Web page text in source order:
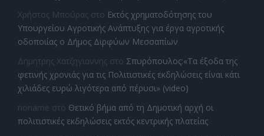
Χρήστος Μπούρας στο Εκτός χρηματοδότησης του
Υπουργείου Αγροτικής Ανάπτυξης για έργα αγροτικής
οδοποιίας ο Δήμος Διρφύων Μεσσαπίων
Δημητρης Χατζηγιαννης στο Σπυρόπουλος:«Τα έξοδα της
φετινής χρονιάς για τις Πολιτιστικές εκδηλώσεις είναι κάτι
χιλιάδες ευρώ λιγότερα από πέρυσι» (video)
noname στο Θετικό βήμα από τη Δημοτική αρχή οι
πολιτιστικές εκδηλώσεις εκτός κεντρικής πλατείας